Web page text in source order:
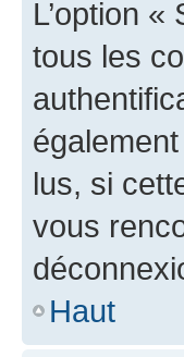
L’option
tous les
lus, si
vous
Haut